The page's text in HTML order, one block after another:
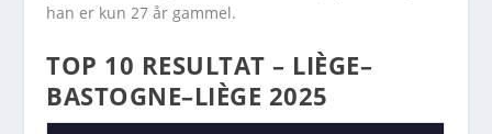
han er kun 27 år gammel.
TOP 10 RESULTAT – LIÈGE–
BASTOGNE–LIÈGE 2025